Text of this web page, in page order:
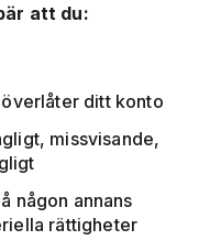
att du:
ditt konto
missvisande,
någon annans
rättigheter